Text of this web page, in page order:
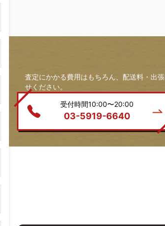
査定にかかる費用はもちろん、配送料・出
せください。
受付時間10:00〜20:00
03-5919-6640